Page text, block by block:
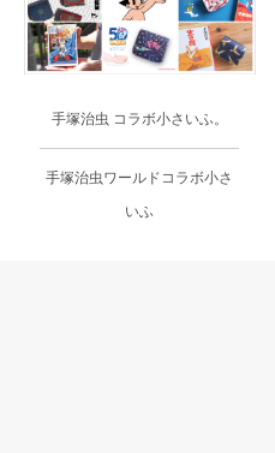
手塚治虫 コラボ小さいふ。
手塚治虫ワールドコラボ小さ
いふ